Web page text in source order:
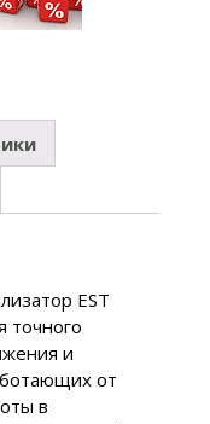
EST
точного
и
от
в